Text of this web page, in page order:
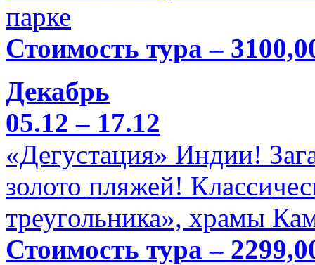
парке
Стоимость тура –
Декабрь
05.12 – 17.12
«Дегустация» Индии!
золото пляжей!
треугольника», храмы
Стоимость тура –